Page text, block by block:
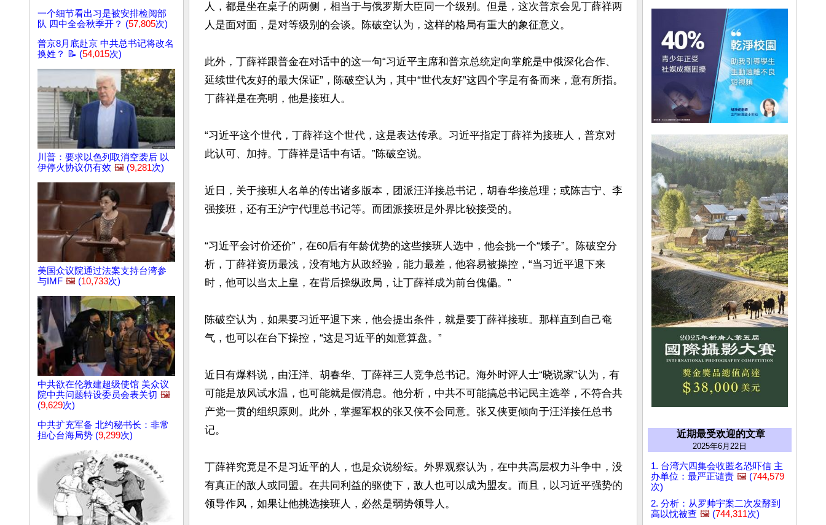
一个细节看出习是被安排检阅部
队 四中全会秋季开？ (57,805次)
普京8月底赴京 中共总书记将改名
换姓？ 📝 (54,015次)
川普：要求以色列取消空袭后 以
伊停火协议仍有效 🖼️ (9,281次)
美国众议院通过法案支持台湾参
与IMF 🖼️ (10,733次)
中共欲在伦敦建超级使馆 美众议
院中共问题特设委员会表关切 🖼️
(9,629次)
中共扩充军备 北约秘书长：非常
担心台海局势 (9,299次)
人，都是坐在桌子的两侧，相当于与俄罗斯大臣同一个级别。但是，这次普京会见丁薛祥两
人是面对面，是对等级别的会谈。陈破空认为，这样的格局有重大的象征意义。
此外，丁薛祥跟普金在对话中的这一句“习近平主席和普京总统定向掌舵是中俄深化合作、
延续世代友好的最大保证”，陈破空认为，其中“世代友好”这四个字是有备而来，意有所指。
丁薛祥是在亮明，他是接班人。
“习近平这个世代，丁薛祥这个世代，这是表达传承。习近平指定丁薛祥为接班人，普京对
此认可、加持。丁薛祥是话中有话。”陈破空说。
近日，关于接班人名单的传出诸多版本，团派汪洋接总书记，胡春华接总理；或陈吉宁、李
强接班，还有王沪宁代理总书记等。而团派接班是外界比较接受的。
“习近平会讨价还价”，在60后有年龄优势的这些接班人选中，他会挑一个“矮子”。陈破空分
析，丁薛祥资历最浅，没有地方从政经验，能力最差，他容易被操控，“当习近平退下来
时，他可以当太上皇，在背后操纵政局，让丁薛祥成为前台傀儡。”
陈破空认为，如果要习近平退下来，他会提出条件，就是要丁薛祥接班。那样直到自己奄
气，也可以在台下操控，“这是习近平的如意算盘。”
近日有爆料说，由汪洋、胡春华、丁薛祥三人竞争总书记。海外时评人士“晓说家”认为，有
可能是放风试水温，也可能就是假消息。他分析，中共不可能搞总书记民主选举，不符合共
产党一贯的组织原则。此外，掌握军权的张又侠不会同意。张又侠更倾向于汪洋接任总书
记。
丁薛祥究竟是不是习近平的人，也是众说纷纭。外界观察认为，在中共高层权力斗争中，没
有真正的敌人或同盟。在共同利益的驱使下，敌人也可以成为盟友。而且，以习近平强势的
领导作风，如果让他挑选接班人，必然是弱势领导人。
近期最受欢迎的文章
2025年6月22日
1. 台湾六四集会收匿名恐吓信 主
办单位：最严正谴责 🖼️ (744,579
次)
2. 分析：从罗帅宇案二次发酵到
高以忱被查 🖼️ (744,311次)